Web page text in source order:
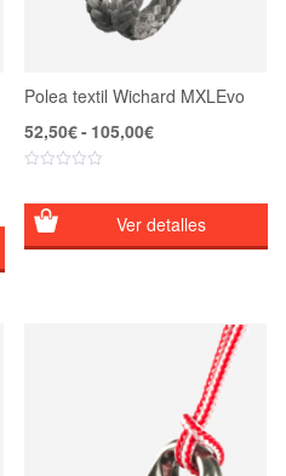
Polea textil Wichard MXLEvo
52,50€- 105,00€Rango
desde
52,50€
hasta
Ver detalles